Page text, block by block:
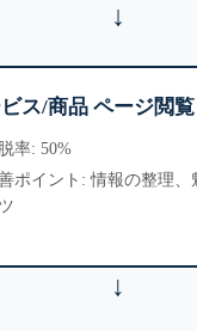
ス/商品 ページ閲覧
率: 50%
ポイント: 情報の整理、
↓